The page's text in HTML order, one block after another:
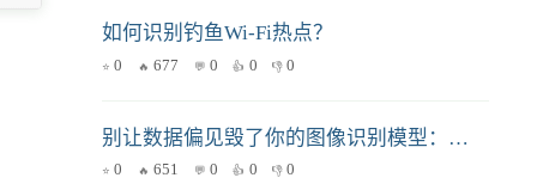
如何识别钓鱼Wi-Fi热点？
0 677 0 0 0
别让数据偏见毁了你的图像识别模型：嵌套交叉验证与数据增强组合拳
0 651 0 0 0